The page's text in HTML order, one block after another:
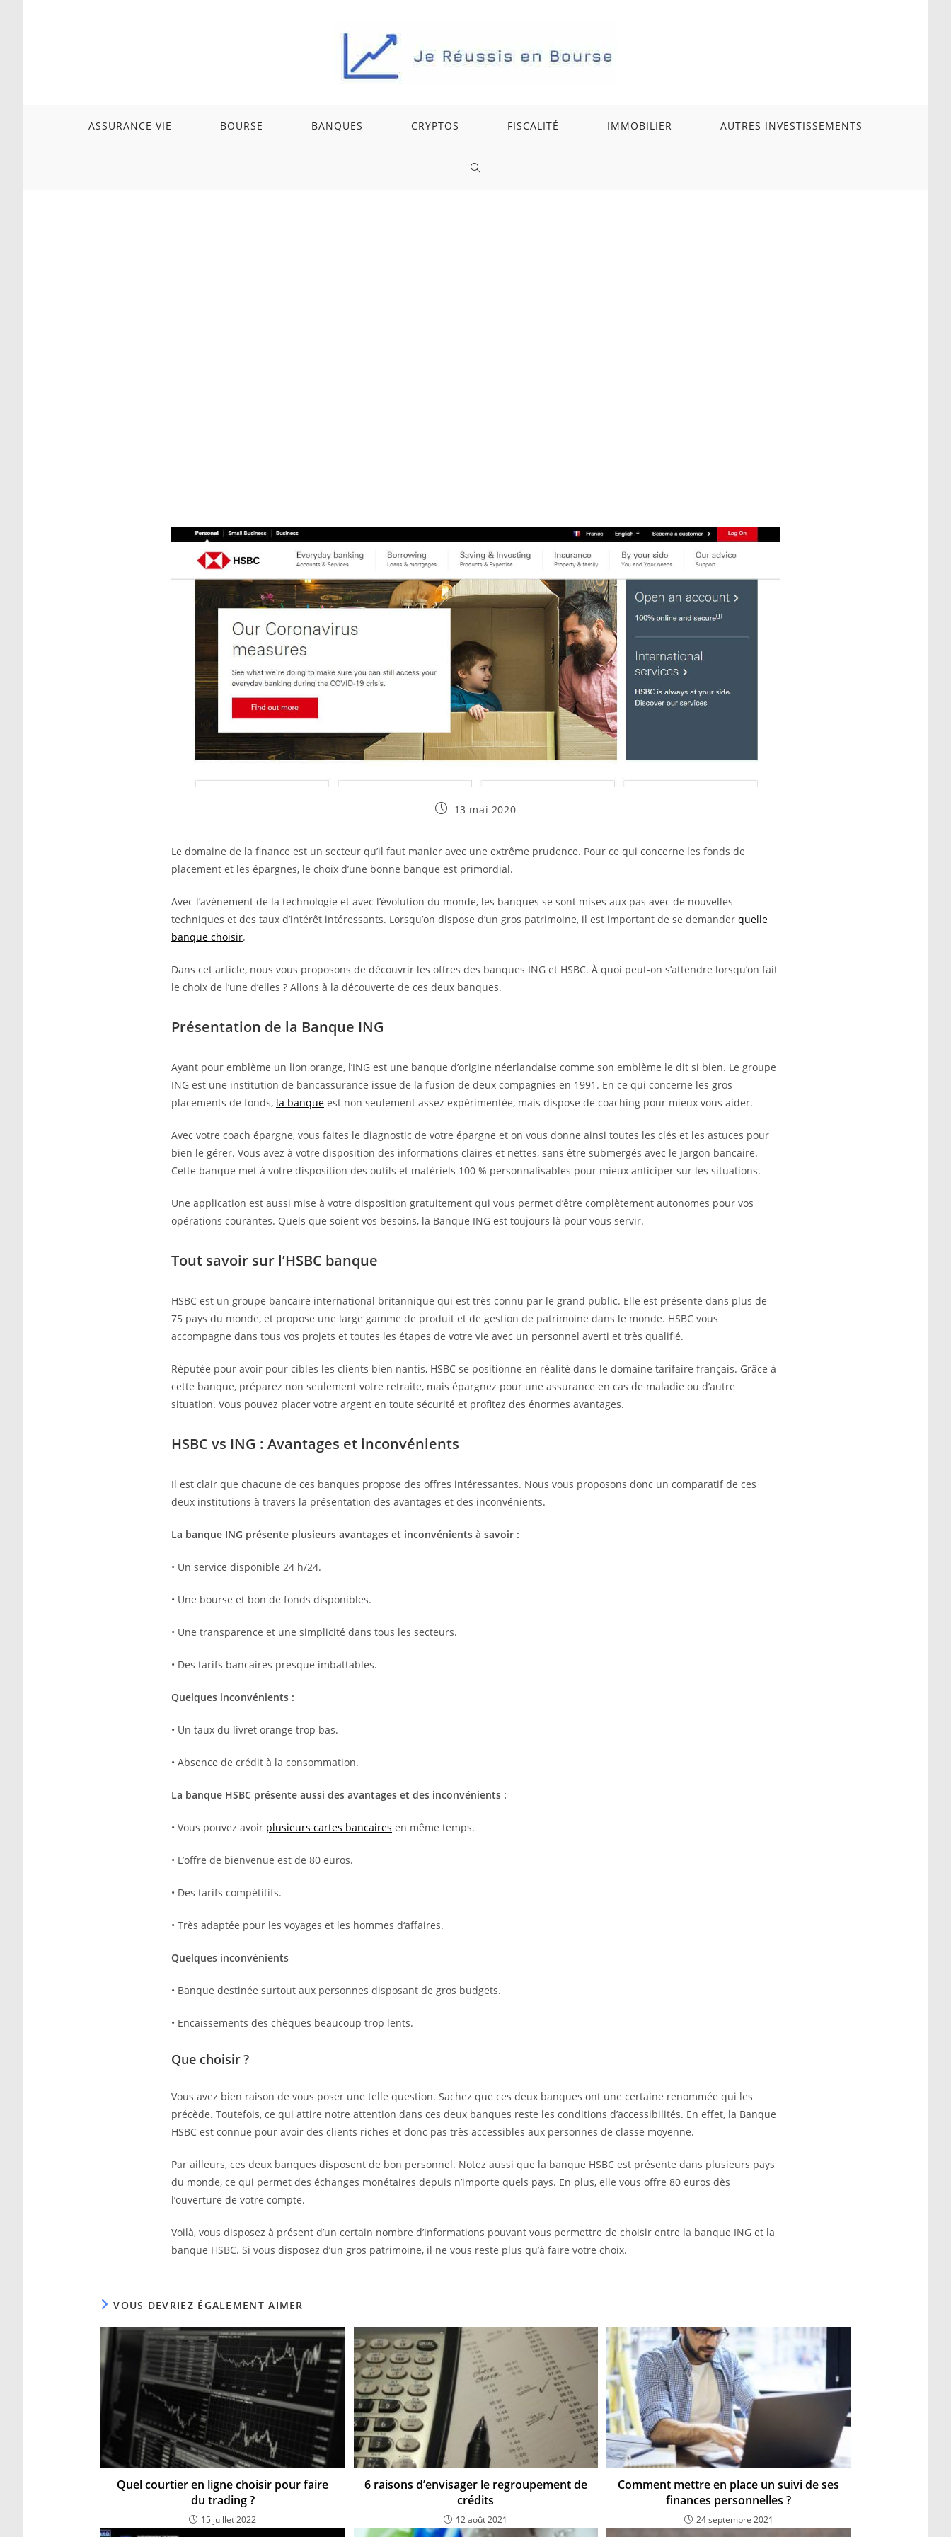
ASSURANCE VIE BOURSE BANQUES CRYPTOS FISCALITÉ IMMOBILIER AUTRES INVESTISSEMENTS
TOGGLE
Publication
13 mai 2020
Le domaine de la finance est un secteur qu’il faut manier avec une extrême prudence. Pour ce qui concerne les fonds de
placement et les épargnes, le choix d’une bonne banque est primordial.
Avec l’avènement de la technologie et avec l’évolution du monde, les banques se sont mises aux pas avec de nouvelles
techniques et des taux d’intérêt intéressants. Lorsqu’on dispose d’un gros patrimoine, il est important de se demander quelle
banque choisir.
Dans cet article, nous vous proposons de découvrir les offres des banques ING et HSBC. À quoi peut-on s’attendre lorsqu’on fait
le choix de l’une d’elles ? Allons à la découverte de ces deux banques.
Présentation de la Banque ING
Ayant pour emblème un lion orange, l’ING est une banque d’origine néerlandaise comme son emblème le dit si bien. Le groupe
ING est une institution de bancassurance issue de la fusion de deux compagnies en 1991. En ce qui concerne les gros
placements de fonds, la banque est non seulement assez expérimentée, mais dispose de coaching pour mieux vous aider.
Avec votre coach épargne, vous faites le diagnostic de votre épargne et on vous donne ainsi toutes les clés et les astuces pour
bien le gérer. Vous avez à votre disposition des informations claires et nettes, sans être submergés avec le jargon bancaire.
Cette banque met à votre disposition des outils et matériels 100 % personnalisables pour mieux anticiper sur les situations.
Une application est aussi mise à votre disposition gratuitement qui vous permet d’être complètement autonomes pour vos
opérations courantes. Quels que soient vos besoins, la Banque ING est toujours là pour vous servir.
Tout savoir sur l’HSBC banque
HSBC est un groupe bancaire international britannique qui est très connu par le grand public. Elle est présente dans plus de
75 pays du monde, et propose une large gamme de produit et de gestion de patrimoine dans le monde. HSBC vous
accompagne dans tous vos projets et toutes les étapes de votre vie avec un personnel averti et très qualifié.
Réputée pour avoir pour cibles les clients bien nantis, HSBC se positionne en réalité dans le domaine tarifaire français. Grâce à
cette banque, préparez non seulement votre retraite, mais épargnez pour une assurance en cas de maladie ou d’autre
situation. Vous pouvez placer votre argent en toute sécurité et profitez des énormes avantages.
HSBC vs ING : Avantages et inconvénients
Il est clair que chacune de ces banques propose des offres intéressantes. Nous vous proposons donc un comparatif de ces
deux institutions à travers la présentation des avantages et des inconvénients.
La banque ING présente plusieurs avantages et inconvénients à savoir :
• Un service disponible 24 h/24.
• Une bourse et bon de fonds disponibles.
• Une transparence et une simplicité dans tous les secteurs.
• Des tarifs bancaires presque imbattables.
Quelques inconvénients :
• Un taux du livret orange trop bas.
• Absence de crédit à la consommation.
La banque HSBC présente aussi des avantages et des inconvénients :
• Vous pouvez avoir plusieurs cartes bancaires en même temps.
• L’offre de bienvenue est de 80 euros.
• Des tarifs compétitifs.
• Très adaptée pour les voyages et les hommes d‘affaires.
Quelques inconvénients
• Banque destinée surtout aux personnes disposant de gros budgets.
• Encaissements des chèques beaucoup trop lents.
Que choisir ?
Vous avez bien raison de vous poser une telle question. Sachez que ces deux banques ont une certaine renommée qui les
précède. Toutefois, ce qui attire notre attention dans ces deux banques reste les conditions d’accessibilités. En effet, la Banque
HSBC est connue pour avoir des clients riches et donc pas très accessibles aux personnes de classe moyenne.
Par ailleurs, ces deux banques disposent de bon personnel. Notez aussi que la banque HSBC est présente dans plusieurs pays
du monde, ce qui permet des échanges monétaires depuis n’importe quels pays. En plus, elle vous offre 80 euros dès
l’ouverture de votre compte.
Voilà, vous disposez à présent d’un certain nombre d’informations pouvant vous permettre de choisir entre la banque ING et la
banque HSBC. Si vous disposez d’un gros patrimoine, il ne vous reste plus qu’à faire votre choix.
VOUS DEVRIEZ ÉGALEMENT AIMER
Quel courtier en ligne choisir pour faire
du trading ?
15 juillet 2022
6 raisons d’envisager le regroupement de
crédits
12 août 2021
Comment mettre en place un suivi de ses
finances personnelles ?
24 septembre 2021